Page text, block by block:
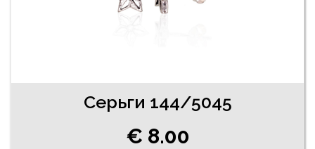
Серьги 144/5045
€ 8.00